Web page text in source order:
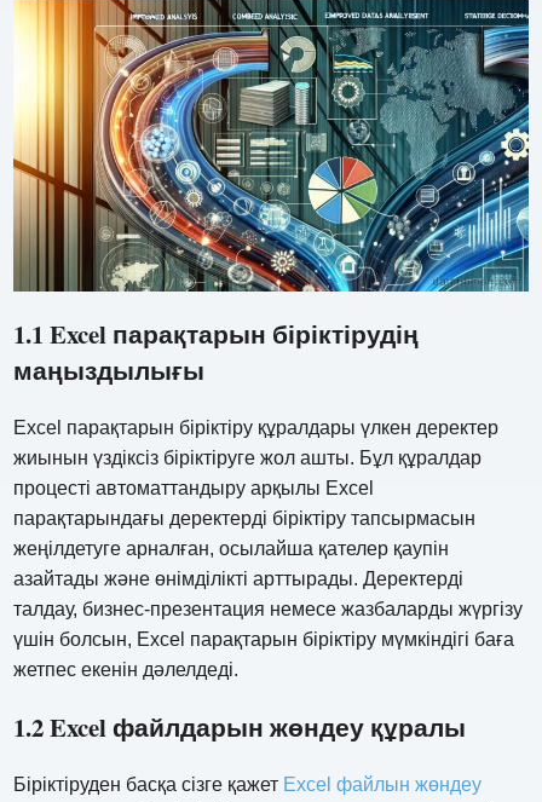
1.1 Excel парақтарын біріктірудің
маңыздылығы
Excel парақтарын біріктіру құралдары үлкен деректер
жиынын үздіксіз біріктіруге жол ашты. Бұл құралдар
процесті автоматтандыру арқылы Excel
парақтарындағы деректерді біріктіру тапсырмасын
жеңілдетуге арналған, осылайша қателер қаупін
азайтады және өнімділікті арттырады. Деректерді
талдау, бизнес-презентация немесе жазбаларды жүргізу
үшін болсын, Excel парақтарын біріктіру мүмкіндігі баға
жетпес екенін дәлелдеді.
1.2 Excel файлдарын жөндеу құралы
Біріктіруден басқа сізге қажет Excel файлын жөндеу